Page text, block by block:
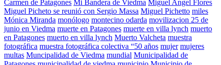
Carmen de Patagones Mi Bandera de Viedma Miguel Angel Flores
Miguel Picheto se reunió con Sergio Massa Miguel Pichetto miles
Mónica Miranda monólogo montecino odarda movilizacion 25 de
junio en Viedma muerte en Patagones muerte en villa lynch muerto
en Patagones muerto en villa lynch Muerto Valcheta muestra
fotográfica muestra fotográfica colectiva “50 años mujer mujeres
multas Muncipalidad de Viedma mundial Municipalidad de